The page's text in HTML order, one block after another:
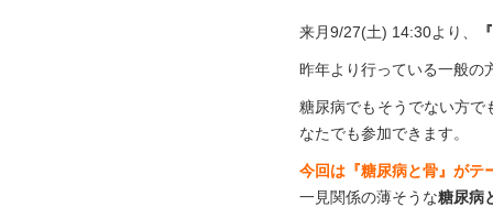
来月9/27(土) 14:30より、
昨年より行っている一般の
糖尿病でもそうでない方で
なたでも参加できます。
今回は『糖尿病と骨』がテ
一見関係の薄そうな糖尿病